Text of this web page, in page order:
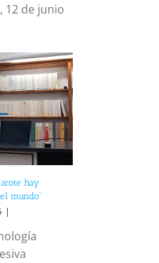
de junio
hay
mundo”
|